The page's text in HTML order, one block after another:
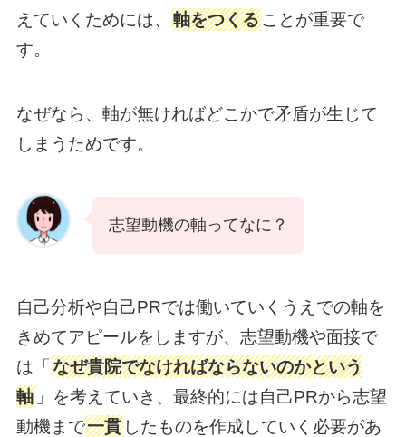
えていくためには、 軸をつくることが重要で
す。
なぜなら、軸が無ければどこかで矛盾が生じて
しまうためです。
志望動機の軸ってなに？
自己分析や自己PRでは働いていくうえでの軸を
きめてアピールをしますが、志望動機や面接で
は「 なぜ貴院でなければならないのかという
軸」を考えていき、最終的には自己PRから志望
動機まで一貫したものを作成していく必要があ